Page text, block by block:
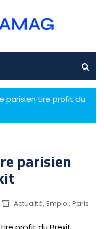
parisien tire profit du
parisien
Actualité, Emploi, Paris